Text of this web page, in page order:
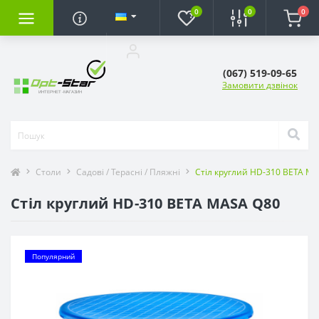
0 0 0
(067) 519-09-65
Замовити дзвінок
Столи Садові / Терасні / Пляжні Стіл круглий HD-310 BETA
Стіл круглий HD-310 BETA MASA Q80
Популярний